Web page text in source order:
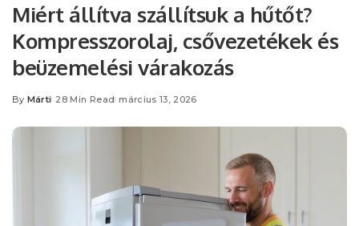
Miért állítva szállítsuk a hűtőt?
Kompresszorolaj, csővezetékek és
beüzemelési várakozás
Posted
By Márti 28 Min Read március 13, 2026